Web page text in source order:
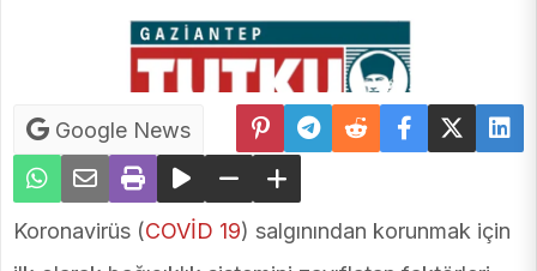
Google News
Koronavirüs (COVİD 19) salgınından korunmak için